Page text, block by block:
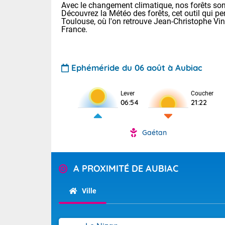
Pour la
Tendance
Avec le changement climatique, nos forêts
Découvrez la Météo des forêts, cet outil qui
Toulouse, où l'on retrouve Jean-Christophe
France.
Ephéméride du 06 août à Aubiac
Lever
06:54
Coucher
21:22
Gaétan
A PROXIMITÉ DE AUBIAC
Ville
Voici les
28 Lyon :
: 27 Nancy :
31 Lille : 26
Demain :
Calme,
alors que la